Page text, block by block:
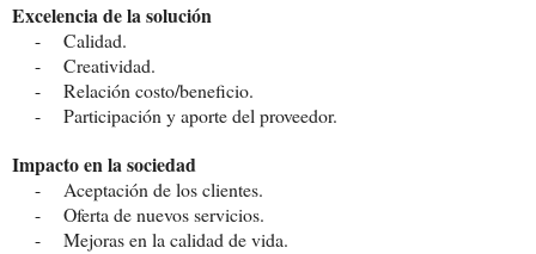
Excelencia de la solución
- Calidad.
- Creatividad.
- Relación costo/beneficio.
- Participación y aporte del proveedor.
Impacto en la sociedad
- Aceptación de los clientes.
- Oferta de nuevos servicios.
- Mejoras en la calidad de vida.